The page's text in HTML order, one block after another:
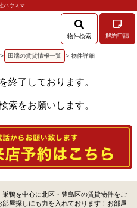
ハウスマ
物件検索 解約申請
> 田端の賃貸情報一覧 > 物件詳細
終了しております。
索をお願いします。
鴨を中心に北区・豊島区の賃貸物件をご
屋探しにも力を入れております！お部屋